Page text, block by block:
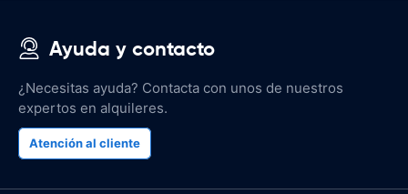
Ayuda y contacto
¿Necesitas ayuda? Contacta con unos de nuestros
expertos en alquileres.
Atención al cliente